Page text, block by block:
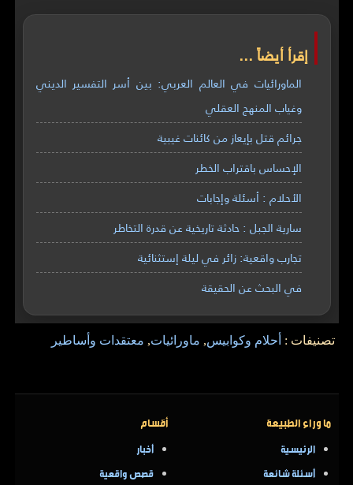
إقرأ أيضاً ...
الماورائيات في العالم العربي: بين أسر التفسير الديني
وغياب المنهج العقلي
جرائم قتل بإيعاز من كائنات غيبية
الإحساس باقتراب الخطر
الأحلام : أسئلة وإجابات
سارية الجبل : حادثة تاريخية عن قدرة التخاطر
تجارب واقعية: زائر في ليلة إستثنائية
في البحث عن الحقيقة
تصنيفات : أحلام وكوابيس, ماورائيات, معتقدات وأساطير
ما وراء الطبيعة
الرئيسية
أسئلة شائعة
أقسام
أخبار
قصص واقعية